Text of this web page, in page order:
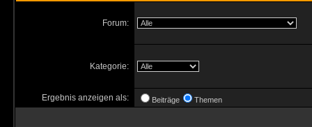
Forum:
Kategorie:
Ergebnis anzeigen als: Beiträge Themen